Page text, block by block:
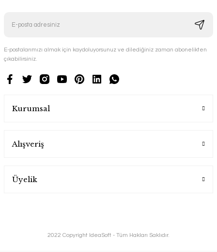
E-postalarımızı almak için kaydoluyorsunuz ve dilediğiniz zaman abonelikten
çıkabilirsiniz.
Kurumsal
Alışveriş
Üyelik
2022 Copyright IdeaSoft - Tüm Hakları Saklıdır.